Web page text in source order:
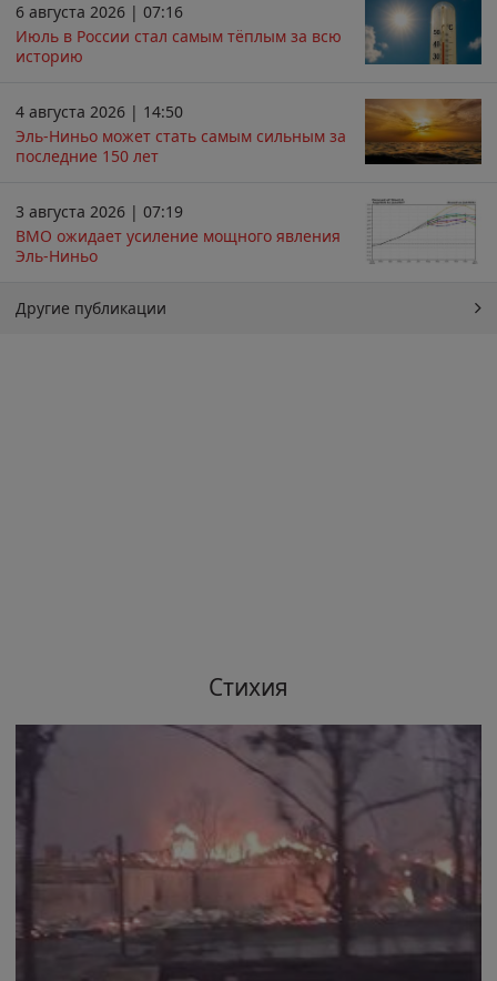
6 августа 2026 | 07:16
Июль в России стал самым тёплым за всю
историю
4 августа 2026 | 14:50
Эль-Ниньо может стать самым сильным за
последние 150 лет
3 августа 2026 | 07:19
ВМО ожидает усиление мощного явления
Эль-Ниньо
Другие публикации
Стихия